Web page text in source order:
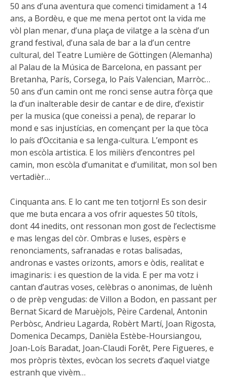
50 ans d’una aventura que comenci timidament a 14
ans, a Bordèu, e que me mena pertot ont la vida me
vòl plan menar, d’una plaça de vilatge a la scèna d’un
grand festival, d’una sala de bar a la d’un centre
cultural, del Teatre Lumière de Göttingen (Alemanha)
al Palau de la Música de Barcelona, en passant per
Bretanha, París, Corsega, lo País Valencian, Marròc…
50 ans d’un camin ont me ronci sense autra fòrça que
la d’un inalterable desir de cantar e de dire, d’existir
per la musica (que coneissi a pena), de reparar lo
mond e sas injustícias, en començant per la que tòca
lo país d’Occitania e sa lenga-cultura. L’empont es
mon escòla artistica. E los milièrs d’encontres pel
camin, mon escòla d’umanitat e d’umilitat, mon sol ben
vertadièr…
Cinquanta ans. E lo cant me ten totjorn! Es son desir
que me buta encara a vos ofrir aquestes 50 títols,
dont 44 inedits, ont ressonan mon gost de l’eclectisme
e mas lengas del còr. Ombras e luses, espèrs e
renonciaments, safranadas e rotas balisadas,
andronas e vastes orizonts, amors e òdis, realitat e
imaginaris: i es question de la vida. E per ma votz i
cantan d’autras voses, celèbras o anonimas, de luènh
o de prèp vengudas: de Villon a Bodon, en passant per
Bernat Sicard de Maruèjols, Pèire Cardenal, Antonin
Perbòsc, Andrieu Lagarda, Robèrt Martí, Joan Rigosta,
Domenica Decamps, Danièla Estèbe-Hoursiangou,
Joan-Loís Baradat, Joan-Claudi Forêt, Pere Figueres, e
mos pròpris tèxtes, evòcan los secrets d’aquel viatge
estranh que vivèm…